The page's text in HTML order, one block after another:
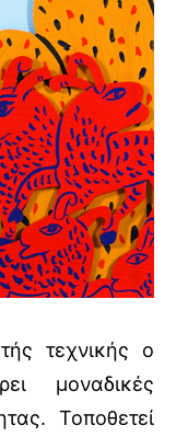
τεχνικής ο
μοναδικές
Τοποθετεί